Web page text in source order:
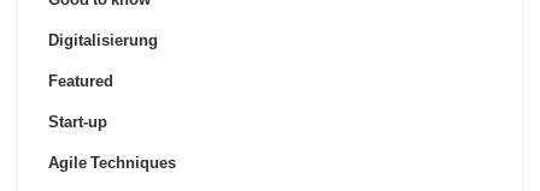
Digitalisierung
Featured
Start-up
Agile Techniques